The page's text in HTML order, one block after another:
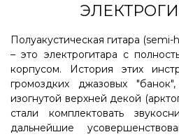
Полуакустическая гитара
– это электрогитара с
корпусом. История этих
громоздких джазовых
изогнутой верхней декой
стали комплектовать
дальнейшие